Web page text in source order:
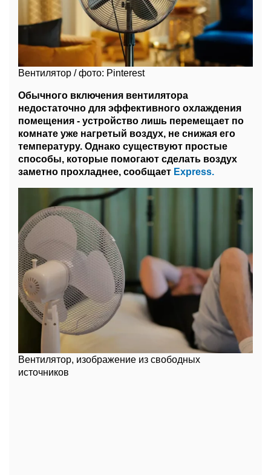
Вентилятор / фото: Pinterest
Обычного включения вентилятора
недостаточно для эффективного охлаждения
помещения - устройство лишь перемещает по
комнате уже нагретый воздух, не снижая его
температуру. Однако существуют простые
способы, которые помогают сделать воздух
заметно прохладнее, сообщает Express.
Вентилятор, изображение из свободных
источников